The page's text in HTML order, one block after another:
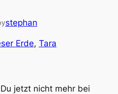
stephan
Erde, Tara
jetzt nicht mehr bei